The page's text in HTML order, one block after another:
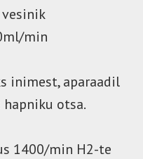
min
inimest, aparaadil
otsa.
1400/min H2-te